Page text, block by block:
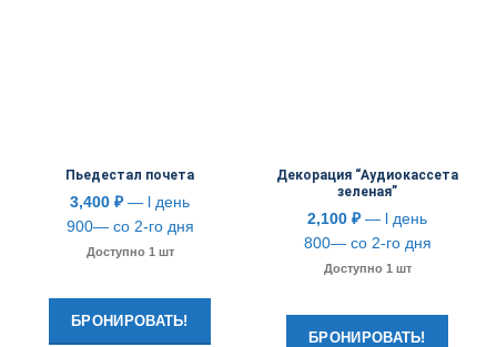
Пьедестал почета
3,400 ₽— l день
900— со 2-го дня
Доступно 1 шт
БРОНИРОВАТЬ!
Декорация “Аудиокассета
зеленая”
2,100 ₽— l день
800— со 2-го дня
Доступно 1 шт
БРОНИРОВАТЬ!